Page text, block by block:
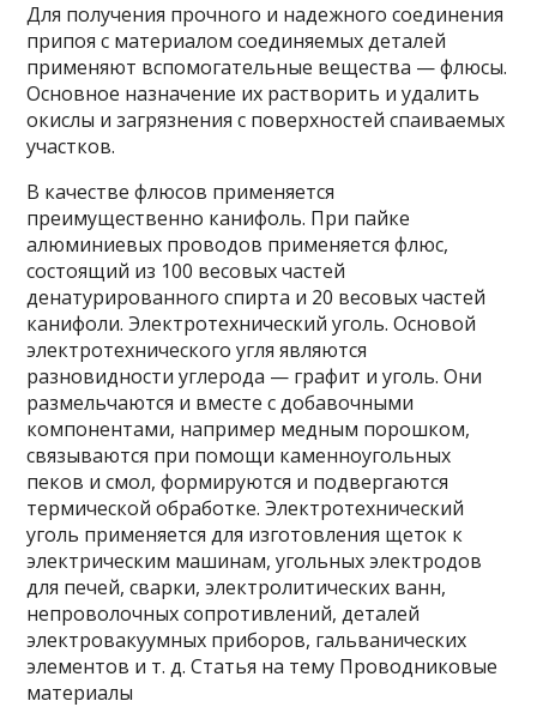
Для получения прочного и надежного соединения
при­поя с материалом соединяемых деталей
применяют вспомогательные вещества — флюсы.
Основное назначение их растворить и удалить
окислы и загрязнения с поверхностей спаиваемых
участков.
В качестве флюсов применяется
преимущественно кани­фоль. При пайке
алюминиевых проводов применяется флюс,
состоящий из 100 весовых частей
денатурированного спирта и 20 весовых частей
канифоли. Электротехнический уголь. Основой
электротехнического угля являются
разновидности угле­рода — графит и уголь. Они
размельчаются и вместе с до­бавочными
компонентами, например медным порошком,
свя­зываются при помощи каменноугольных
пеков и смол, фор­мируются и подвергаются
термической обработке. Электротехнический
уголь применяется для изготовле­ния щеток к
электрическим машинам, угольных электродов
для печей, сварки, электролитических ванн,
непроволочных сопротивлений, деталей
электровакуумных приборов, гальванических
элементов и т. д. Статья на тему Проводниковые
материалы